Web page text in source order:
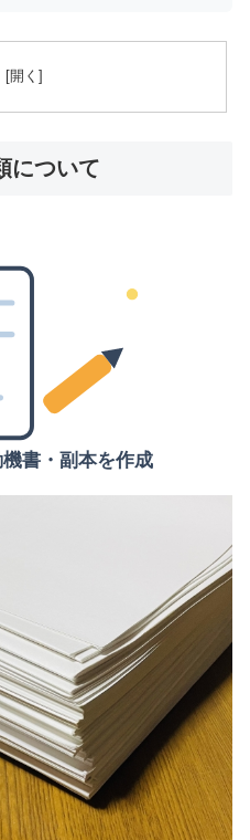
について
書・副本を作成